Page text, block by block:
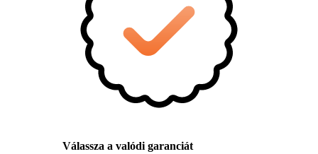
Válassza a valódi garanciát